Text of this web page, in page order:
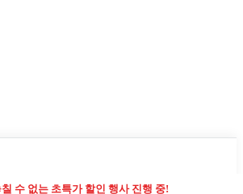
칠 수 없는 초특가 할인 행사 진행 중!